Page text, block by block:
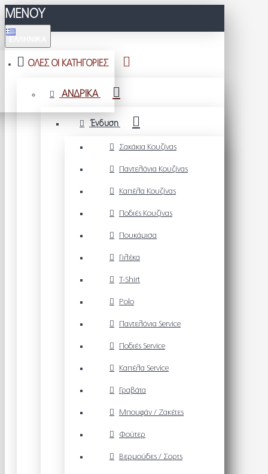
ΜΕΝΟΥ
ΟΛΕΣ ΟΙ ΚΑΤΗΓΟΡΙΕΣ
ΑΝΔΡΙΚΑ
Ένδυση
Σακάκια Κουζίνας
Παντελόνια Κουζίνας
Καπέλα Κουζίνας
Ποδιές Κουζίνας
Πουκάμισα
Γιλέκα
T-Shirt
Polo
Παντελόνια Service
Ποδιές Service
Καπέλα Service
Γραβάτα
Μπουφάν / Ζακέτες
Φούτερ
Βερμούδες / Σορτς